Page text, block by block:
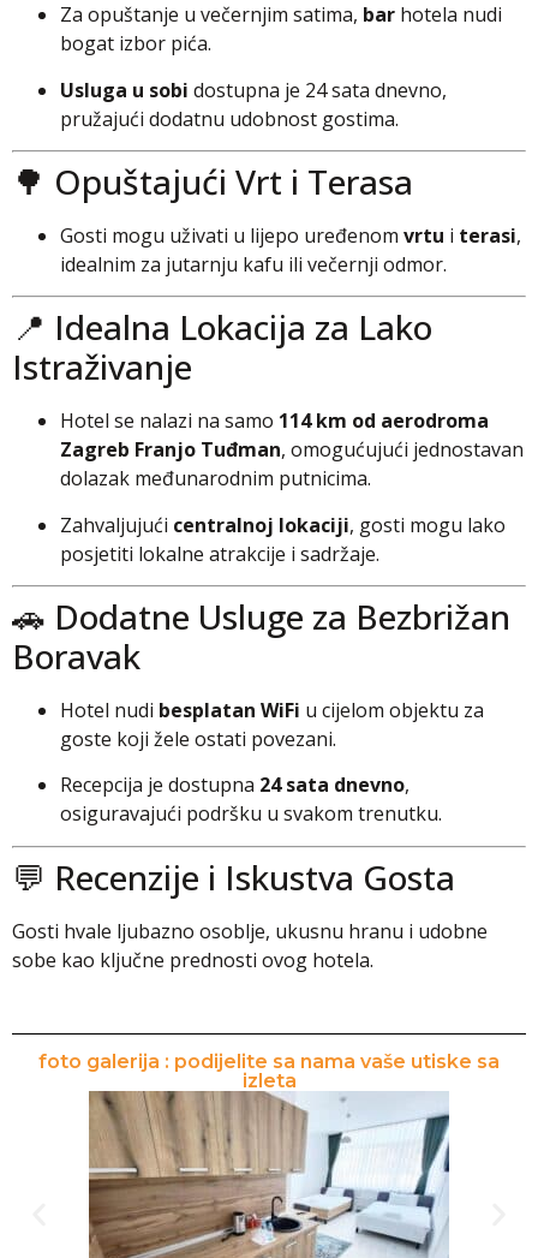
Za opuštanje u večernjim satima, bar hotela nudi
bogat izbor pića.
Usluga u sobi dostupna je 24 sata dnevno,
pružajući dodatnu udobnost gostima.
🌳 Opuštajući Vrt i Terasa
Gosti mogu uživati u lijepo uređenom vrtu i terasi,
idealnim za jutarnju kafu ili večernji odmor.
📍 Idealna Lokacija za Lako
Istraživanje
Hotel se nalazi na samo 114 km od aerodroma
Zagreb Franjo Tuđman, omogućujući jednostavan
dolazak međunarodnim putnicima.
Zahvaljujući centralnoj lokaciji, gosti mogu lako
posjetiti lokalne atrakcije i sadržaje.
🚗 Dodatne Usluge za Bezbrižan
Boravak
Hotel nudi besplatan WiFi u cijelom objektu za
goste koji žele ostati povezani.
Recepcija je dostupna 24 sata dnevno,
osiguravajući podršku u svakom trenutku.
💬 Recenzije i Iskustva Gosta
Gosti hvale ljubazno osoblje, ukusnu hranu i udobne
sobe kao ključne prednosti ovog hotela.
foto galerija : podijelite sa nama vaše utiske sa
izleta